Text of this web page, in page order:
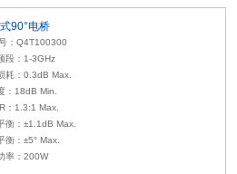
90°电桥
Q4T100300
段：1-3GHz
耗：0.3dB Max.
：18dB Min.
：1.3:1 Max.
衡：±1.1dB Max.
衡：±5° Max.
率：200W